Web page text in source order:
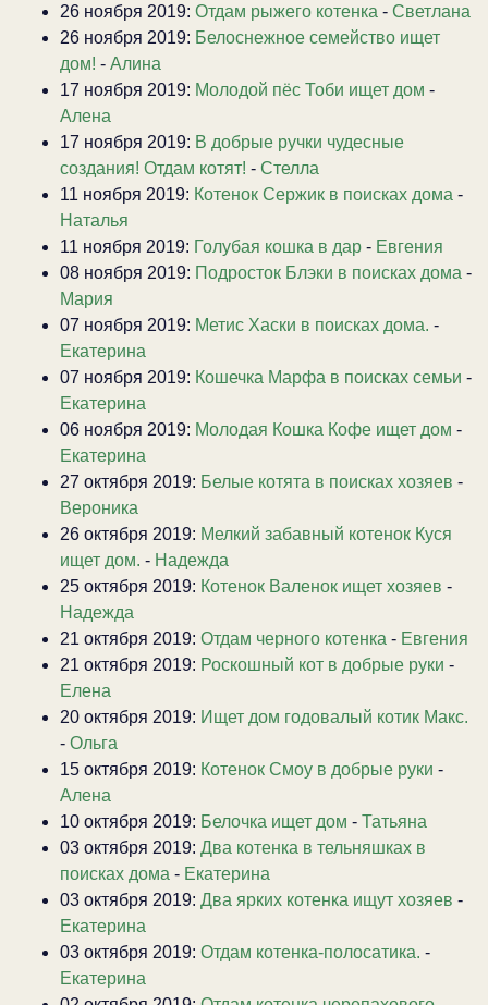
26 ноября 2019: Отдам рыжего котенка - Светлана
26 ноября 2019: Белоснежное семейство ищет
дом! - Алина
17 ноября 2019: Молодой пёс Тоби ищет дом -
Алена
17 ноября 2019: В добрые ручки чудесные
создания! Отдам котят! - Стелла
11 ноября 2019: Котенок Сержик в поисках дома -
Наталья
11 ноября 2019: Голубая кошка в дар - Евгения
08 ноября 2019: Подросток Блэки в поисках дома -
Мария
07 ноября 2019: Метис Хаски в поисках дома. -
Екатерина
07 ноября 2019: Кошечка Марфа в поисках семьи -
Екатерина
06 ноября 2019: Молодая Кошка Кофе ищет дом -
Екатерина
27 октября 2019: Белые котята в поисках хозяев -
Вероника
26 октября 2019: Мелкий забавный котенок Куся
ищет дом. - Надежда
25 октября 2019: Котенок Валенок ищет хозяев -
Надежда
21 октября 2019: Отдам черного котенка - Евгения
21 октября 2019: Роскошный кот в добрые руки -
Елена
20 октября 2019: Ищет дом годовалый котик Макс.
- Ольга
15 октября 2019: Котенок Смоу в добрые руки -
Алена
10 октября 2019: Белочка ищет дом - Татьяна
03 октября 2019: Два котенка в тельняшках в
поисках дома - Екатерина
03 октября 2019: Два ярких котенка ищут хозяев -
Екатерина
03 октября 2019: Отдам котенка-полосатика. -
Екатерина